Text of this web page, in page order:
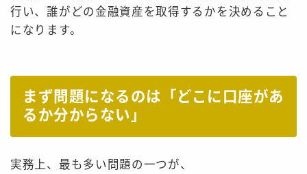
行い、誰がどの金融資産を取得するかを決めること
になります。
まず問題になるのは「どこに口座があ
るか分からない」
実務上、最も多い問題の一つが、